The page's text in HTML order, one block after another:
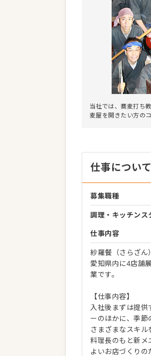
当社では、蕎麦打ち
麦屋を開きたい方の
仕事について
募集職種
調理・キッチンス
仕事内容
紗羅餐（さらざん
愛知県内に4店舗
業です。
【仕事内容】
入社後まずは提
ーのほかに、季節
さまざまなスキル
料理長のもと新メ
よいお店づくりの